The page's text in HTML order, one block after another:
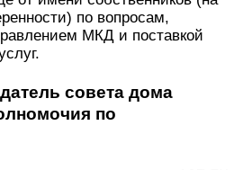
по вопросам,
МКД и поставкой
совета дома
по